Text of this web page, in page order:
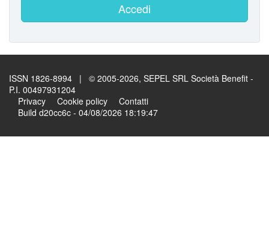
Accedi
ISSN 1826-8994 | © 2005-2026, SEPEL SRL Società Benefit -
P.I. 00497931204
Privacy
Cookie policy
Contatti
Build d20cc6c - 04/08/2026 18:19:47